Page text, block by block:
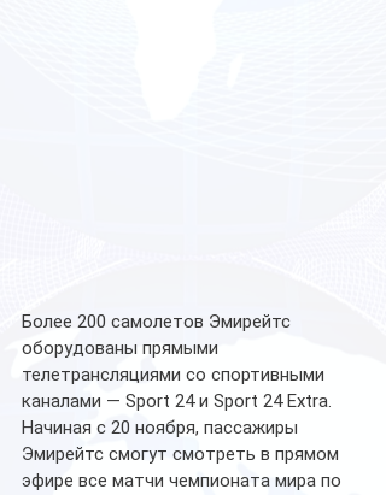
Более 200 самолетов Эмирейтс
оборудованы прямыми
телетрансляциями со спортивными
каналами — Sport 24 и Sport 24 Extra.
Начиная с 20 ноября, пассажиры
Эмирейтс смогут смотреть в прямом
эфире все матчи чемпионата мира по